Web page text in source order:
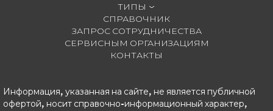
ТИПЫ
СПРАВОЧНИК
ЗАПРОС СОТРУДНИЧЕСТВА
СЕРВИСНЫМ ОРГАНИЗАЦИЯМ
КОНТАКТЫ
Информация, указанная на сайте, не является публичной
офертой, носит справочно-информационный характер,